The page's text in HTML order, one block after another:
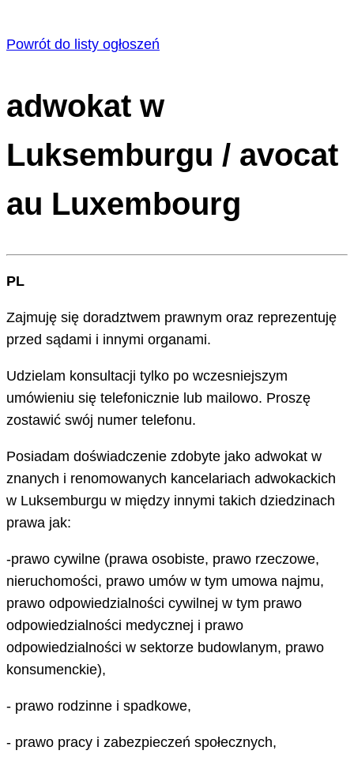
Powrót do listy ogłoszeń
adwokat w
Luksemburgu / avocat
au Luxembourg
PL
Zajmuję się doradztwem prawnym oraz reprezentuję
przed sądami i innymi organami.
Udzielam konsultacji tylko po wczesniejszym
umówieniu się telefonicznie lub mailowo. Proszę
zostawić swój numer telefonu.
Posiadam doświadczenie zdobyte jako adwokat w
znanych i renomowanych kancelariach adwokackich
w Luksemburgu w między innymi takich dziedzinach
prawa jak:
-prawo cywilne (prawa osobiste, prawo rzeczowe,
nieruchomości, prawo umów w tym umowa najmu,
prawo odpowiedzialności cywilnej w tym prawo
odpowiedzialności medycznej i prawo
odpowiedzialności w sektorze budowlanym, prawo
konsumenckie),
- prawo rodzinne i spadkowe,
- prawo pracy i zabezpieczeń społecznych,